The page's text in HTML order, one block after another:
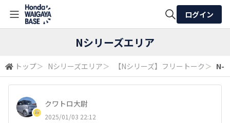
検索
ログイン
Nシリーズエリア
トップ＞ Nシリーズエリア＞ 【Nシリーズ】フリートーク ＞ N-
クワトロ大尉
2025/01/03 22:12